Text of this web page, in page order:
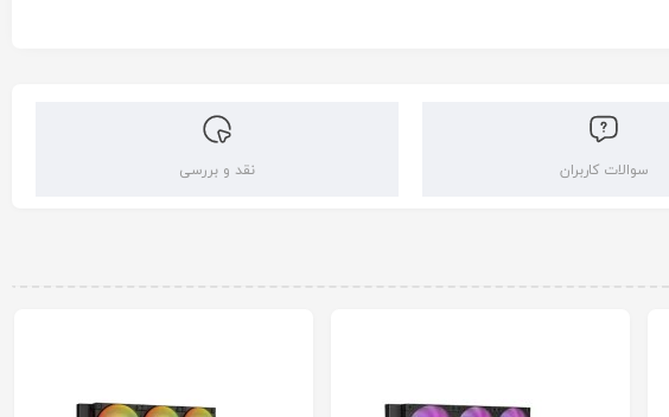
سوالات کاربران نقد و بررسی